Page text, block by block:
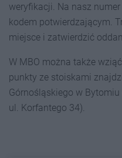
weryfikacji. Na nasz
kodem potwierdzającym.
miejsce i zatwierdzić
W MBO można także
punkty ze stoiskami
Górnośląskiego w
ul. Korfantego 34).